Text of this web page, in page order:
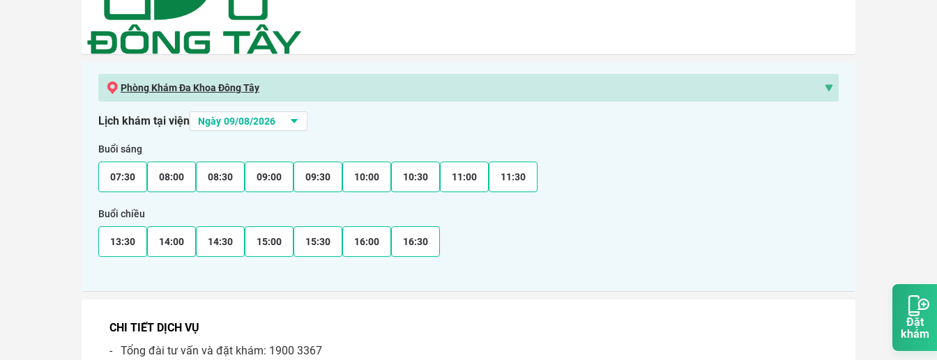
Đặt
khám
Phòng Khám Đa Khoa Đông Tây
Lịch khám tại viện
Buổi sáng
07:30 08:00 08:30 09:00 09:30 10:00 10:30 11:00 11:30
Buổi chiều
13:30 14:00 14:30 15:00 15:30 16:00 16:30
CHI TIẾT DỊCH VỤ
-   Tổng đài tư vấn và đặt khám: 1900 3367